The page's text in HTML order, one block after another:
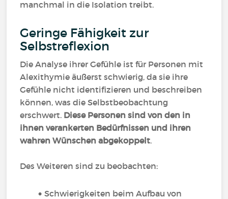
manchmal in die Isolation treibt.
Geringe Fähigkeit zur
Selbstreflexion
Die Analyse ihrer Gefühle ist für Personen mit
Alexithymie äußerst schwierig, da sie ihre
Gefühle nicht identifizieren und beschreiben
können, was die Selbstbeobachtung
erschwert. Diese Personen sind von den in
ihnen verankerten Bedürfnissen und ihren
wahren Wünschen abgekoppelt.
Des Weiteren sind zu beobachten:
Schwierigkeiten beim Aufbau von